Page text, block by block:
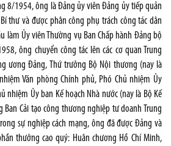
8/1954, ông là Đảng ủy viên Đảng ủy tiếp quản
thư và được phân công phụ trách công tác dân
làm Ủy viên Thường vụ Ban Chấp hành Đảng bộ
ông chuyển công tác lên các cơ quan Trung
ương Đảng, Thứ trưởng Bộ Nội thương (nay là
Văn phòng Chính phủ, Phó Chủ nhiệm Ủy
nhiệm Ủy ban Kế hoạch Nhà nước (nay là Bộ Kế
Ban Cải tạo công thương nghiệp tư doanh Trung
sự nghiệp cách mạng, ông đã được Đảng và
thưởng cao quý: Huân chương Hồ Chí Minh,